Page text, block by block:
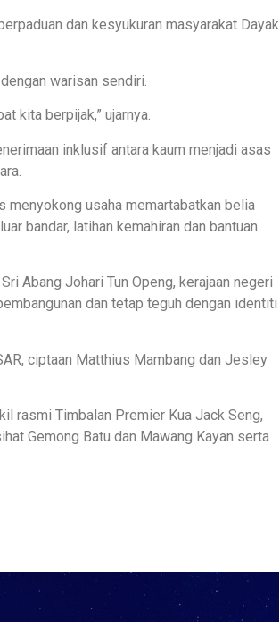
dan kesyukuran masyarakat Dayak
warisan sendiri.
kita berpijak,” ujarnya.
inklusif antara kaum menjadi asas
menyokong usaha memartabatkan belia
bandar, latihan kemahiran dan bantuan
Abang Johari Tun Openg, kerajaan negeri
dan tetap teguh dengan identiti
ciptaan Matthius Mambang dan Jesley
rasmi Timbalan Premier Kua Jack Seng,
Gemong Batu dan Mawang Kayan serta